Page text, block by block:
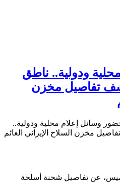
ودولية.. ناطق
تفاصيل مخزن
وسائل إعلام محلية ودولية..
مخزن السلاح الإيراني العائم
عن تفاصيل شحنة أسلحة